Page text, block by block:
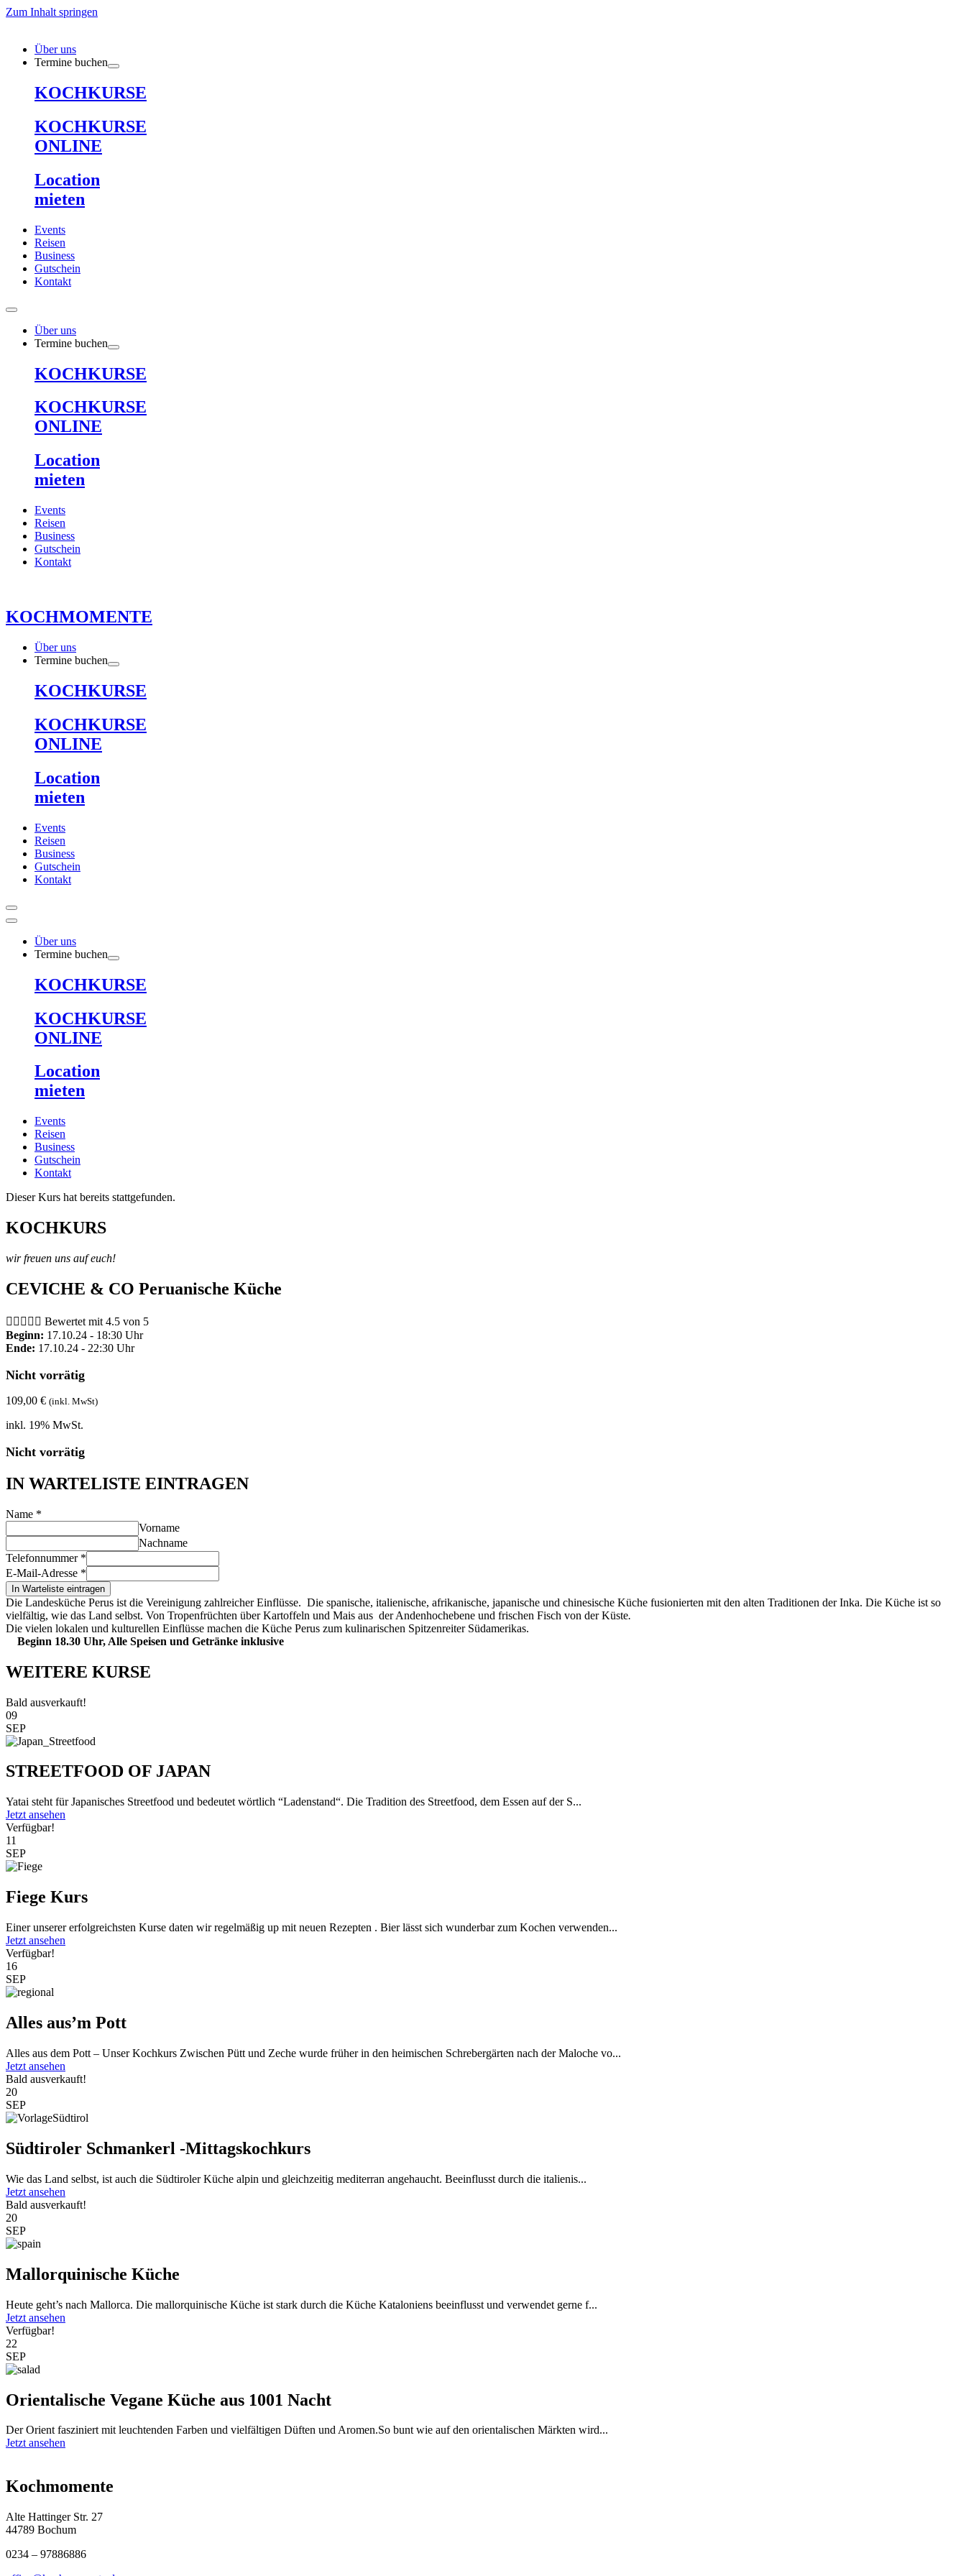
Zum Inhalt springen
Über uns
Termine buchen
KOCHKURSE
KOCHKURSE
ONLINE
Location
mieten
Events
Reisen
Business
Gutschein
Kontakt
Über uns
Termine buchen
KOCHKURSE
KOCHKURSE
ONLINE
Location
mieten
Events
Reisen
Business
Gutschein
Kontakt
KOCHMOMENTE
Über uns
Termine buchen
KOCHKURSE
KOCHKURSE
ONLINE
Location
mieten
Events
Reisen
Business
Gutschein
Kontakt
Über uns
Termine buchen
KOCHKURSE
KOCHKURSE
ONLINE
Location
mieten
Events
Reisen
Business
Gutschein
Kontakt
Dieser Kurs hat bereits stattgefunden.
KOCHKURS
wir freuen uns auf euch!
CEVICHE & CO Peruanische Küche
     Bewertet mit 4.5 von 5
Beginn: 17.10.24 - 18:30 Uhr
Ende: 17.10.24 - 22:30 Uhr
Nicht vorrätig
109,00 € (inkl. MwSt)
inkl. 19% MwSt.
Nicht vorrätig
IN WARTELISTE EINTRAGEN
Name *
Vorname
Nachname
Telefonnummer *
E-Mail-Adresse *
In Warteliste eintragen
Die Landesküche Perus ist die Vereinigung zahlreicher Einflüsse. Die spanische, italienische, afrikanische, japanische und chinesische Küche fusionierten mit den alten Traditionen der Inka. Die Küche ist so
vielfältig, wie das Land selbst. Von Tropenfrüchten über Kartoffeln und Mais aus der Andenhochebene und frischen Fisch von der Küste.
Die vielen lokalen und kulturellen Einflüsse machen die Küche Perus zum kulinarischen Spitzenreiter Südamerikas.
Beginn 18.30 Uhr, Alle Speisen und Getränke inklusive
WEITERE KURSE
Bald ausverkauft!
09
SEP
STREETFOOD OF JAPAN
Yatai steht für Japanisches Streetfood und bedeutet wörtlich “Ladenstand“. Die Tradition des Streetfood, dem Essen auf der S...
Jetzt ansehen
Verfügbar!
11
SEP
Fiege Kurs
Einer unserer erfolgreichsten Kurse daten wir regelmäßig up mit neuen Rezepten . Bier lässt sich wunderbar zum Kochen verwenden...
Jetzt ansehen
Verfügbar!
16
SEP
Alles aus’m Pott
Alles aus dem Pott – Unser Kochkurs Zwischen Pütt und Zeche wurde früher in den heimischen Schrebergärten nach der Maloche vo...
Jetzt ansehen
Bald ausverkauft!
20
SEP
Südtiroler Schmankerl -Mittagskochkurs
Wie das Land selbst, ist auch die Südtiroler Küche alpin und gleichzeitig mediterran angehaucht. Beeinflusst durch die italienis...
Jetzt ansehen
Bald ausverkauft!
20
SEP
Mallorquinische Küche
Heute geht’s nach Mallorca. Die mallorquinische Küche ist stark durch die Küche Kataloniens beeinflusst und verwendet gerne f...
Jetzt ansehen
Verfügbar!
22
SEP
Orientalische Vegane Küche aus 1001 Nacht
Der Orient fasziniert mit leuchtenden Farben und vielfältigen Düften und Aromen.So bunt wie auf den orientalischen Märkten wird...
Jetzt ansehen
Kochmomente
Alte Hattinger Str. 27
44789 Bochum
0234 – 97886886